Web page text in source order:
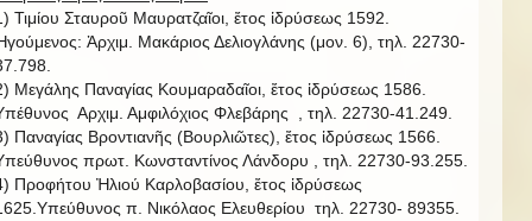
Τιμίου Σταυροῦ Μαυρατζαῖοι, ἔτος ἱδρύσεως 1592.
Ἀρχιμ. Μακάριος Δελιογλάνης (μον. 6), τηλ. 22730-
Μεγάλης Παναγίας Κουμαραδαῖοι, ἔτος ἱδρύσεως 1586.
Αρχιμ. Αμφιλόχιος Φλεβάρης , τηλ. 22730-41.249.
Παναγίας Βροντιανῆς (Βουρλιῶτες), ἔτος ἱδρύσεως 1566.
πρωτ. Κωνσταντίνος Λάνδορυ , τηλ. 22730-93.255.
Προφήτου Ἠλιού Καρλοβασίου, ἔτος ἱδρύσεως
π. Νικόλαος Ελευθερίου τηλ. 22730- 89355.